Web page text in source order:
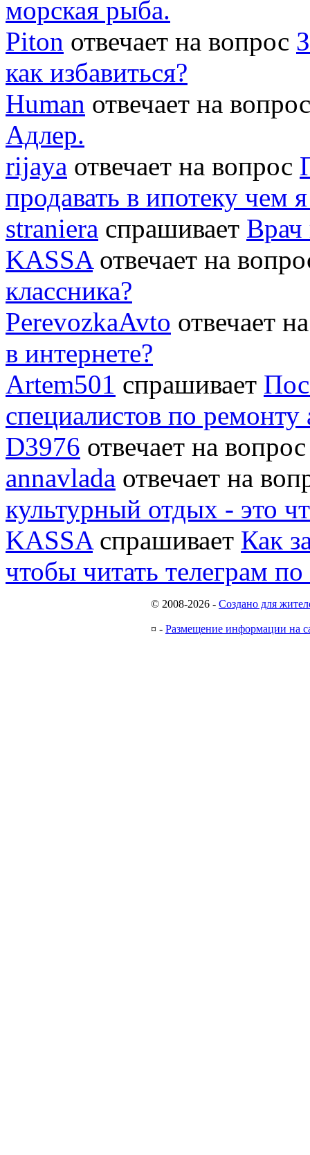
морская рыба.
Piton отвечает на вопрос
как избавиться?
Human отвечает на
Адлер.
rijaya отвечает на вопрос
продавать в ипотеку чем
straniera спрашивает Врач
KASSA отвечает на
классника?
PerevozkaAvto отвечает
в интернете?
Artem501 спрашивает
специалистов по
D3976 отвечает на
annavlada отвечает на
культурный отдых - это
KASSA спрашивает Как
чтобы читать телеграм
© 2008-2026 - Создано для
¤ - Размещение информации на